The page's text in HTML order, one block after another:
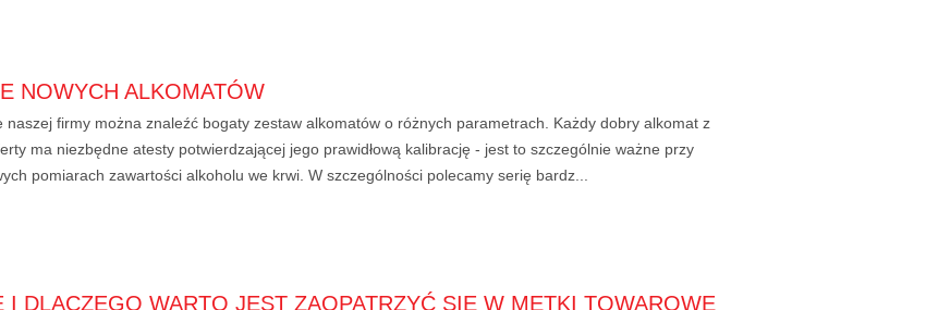
NOWYCH ALKOMATÓW
naszej firmy można znaleźć bogaty zestaw alkomatów o różnych parametrach. Każdy dobry alkomat z
ma niezbędne atesty potwierdzającej jego prawidłową kalibrację - jest to szczególnie ważne przy
pomiarach zawartości alkoholu we krwi. W szczególności polecamy serię bardz...
I DLACZEGO WARTO JEST ZAOPATRZYĆ SIĘ W METKI TOWAROWE